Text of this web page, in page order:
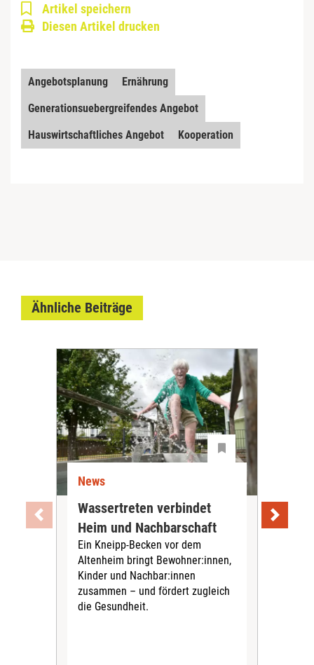
Artikel speichern
Diesen Artikel drucken
Angebotsplanung
Ernährung
Generationsuebergreifendes Angebot
Hauswirtschaftliches Angebot
Kooperation
Ähnliche Beiträge
News
Wassertreten verbindet
Heim und Nachbarschaft
Ein Kneipp-Becken vor dem
Altenheim bringt Bewohner:innen,
Kinder und Nachbar:innen
zusammen – und fördert zugleich
die Gesundheit.